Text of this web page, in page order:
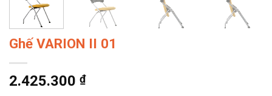
Ghế VARION II 01
2.425.300 ₫